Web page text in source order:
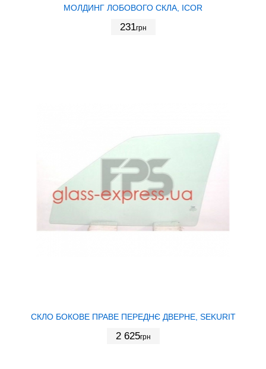
МОЛДИНГ ЛОБОВОГО СКЛА, ICOR
231грн
СКЛО БОКОВЕ ПРАВЕ ПЕРЕДНЄ ДВЕРНЕ, SEKURIT
2 625грн